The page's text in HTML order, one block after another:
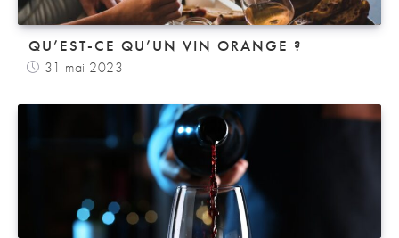
QU’EST-CE QU’UN VIN ORANGE ?
31 mai 2023